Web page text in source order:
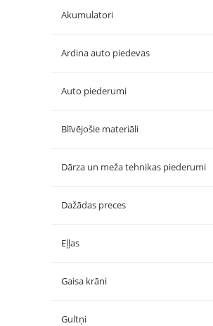
Akumulatori
Ardina auto piedevas
Auto piederumi
Blīvējošie materiāli
Dārza un meža tehnikas piederumi
Dažādas preces
Eļļas
Gaisa krāni
Gultņi